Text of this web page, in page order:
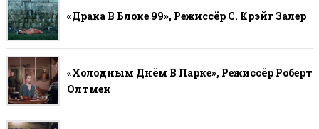
«Драка В Блоке 99», Режиссёр С. Крэйг Залер
«Холодным Днём В Парке», Режиссёр Роберт
Олтмен